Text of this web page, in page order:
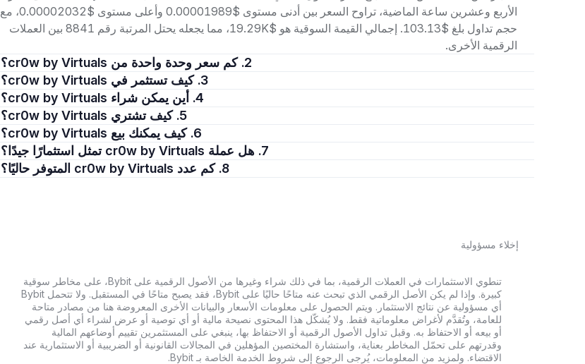
الأربع وعشرين ساعة الماضية، تراوح السعر بين أدنى مستوى $0.00001989 وأعلى مستوى $0.00002032، مع
حجم تداول بلغ $103.13. إجمالي القيمة السوقية هو $19.29K، مما يجعله يحتل المرتبة رقم 8841 بين العملات
الرقمية الأخرى.
2. كم سعر وحدة واحدة من cr0w by Virtuals؟
3. كيف تستثمر في cr0w by Virtuals؟
4. أين يمكن شراء cr0w by Virtuals؟
5. كيف تشتري cr0w by Virtuals؟
6. كيف يمكنك بيع cr0w by Virtuals؟
7. هل عملة cr0w by Virtuals تمثل استثمارًا جيدًا؟
8. كم عدد cr0w by Virtuals المتوفر حاليًا؟
إخلاء مسؤولية
تنطوي الاستثمارات في العملات الرقمية، بما في ذلك شراء وغيرها من الأصول الرقمية على Bybit، على مخاطر سوقية
كبيرة. وإذا لم يكن الأصل الرقمي الذي تبحث عنه متاحًا حاليًا على Bybit، فقد يصبح متاحًا في المستقبل. ولا تتحمل Bybit
أي مسؤولية عن نتائج الاستثمار. ويتم الحصول على معلومات الأسعار والبيانات الأخرى المعروضة هنا من مصادر متاحة
للعامة، وتُقدَّم لأغراض معلوماتية فقط. ولا يُشكّل هذا المحتوى نصيحة مالية أو أي توصية أو عرض لشراء أي أصل رقمي
أو بيعه أو الاحتفاظ به. وقبل تداول الأصول الرقمية أو الاحتفاظ بها، ينبغي على المستثمرين تقييم أوضاعهم المالية
وقدرتهم على تحمّل المخاطر بعناية، واستشارة المختصين المؤهلين في المجالات القانونية أو الضريبية أو الاستثمارية عند
الاقتضاء. ولمزيد من المعلومات، يُرجى الرجوع إلى شروط الخدمة الخاصة بـ Bybit.